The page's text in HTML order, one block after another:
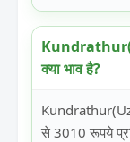
क्या भाव है?
से 3010 रूपये